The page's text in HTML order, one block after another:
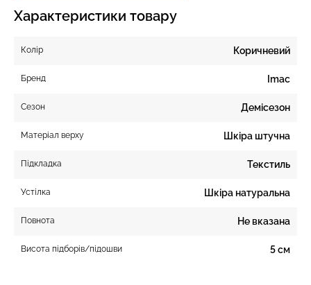
Характеристики товару
Колір Коричневий
Бренд Imac
Сезон Демісезон
Матеріал верху Шкіра штучна
Підкладка Текстиль
Устілка Шкіра натуральна
Повнота Не вказана
Висота підборів/підошви 5 см